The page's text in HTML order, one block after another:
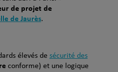
de projet de
de Jaurès.
élevés de sécurité des
conforme) et une logique